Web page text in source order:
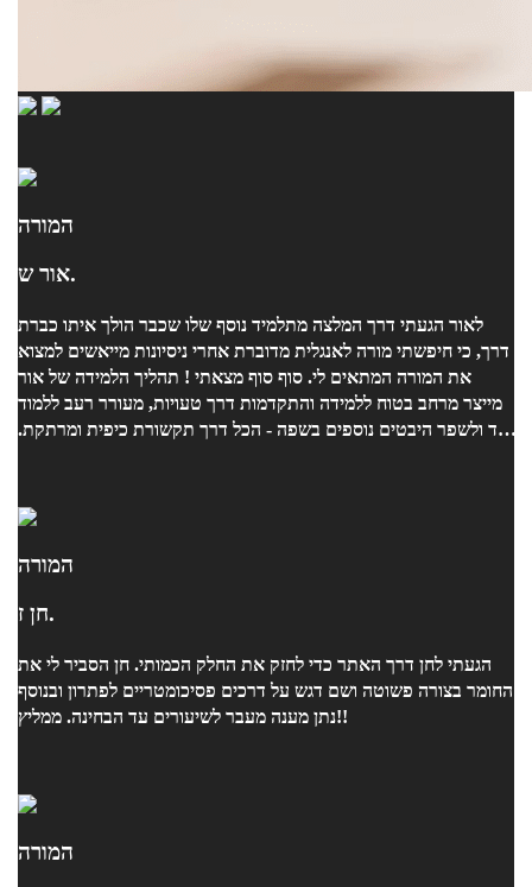
המורה
אור ש.
לאור הגעתי דרך המלצה מתלמיד נוסף שלו שכבר הולך איתו כברת
דרך, כי חיפשתי מורה לאנגלית מדוברת אחרי ניסיונות מייאשים למצוא
את המורה המתאים לי. סוף סוף מצאתי ! תהליך הלמידה של אור
מייצר מרחב בטוח ללמידה והתקדמות דרך טעויות, מעורר רעב ללמוד
עוד ולשפר היבטים נוספים בשפה - הכל דרך תקשורת כיפית ומרתקת.
המורה
חן ז.
הגעתי לחן דרך האתר כדי לחזק את החלק הכמותי. חן הסביר לי את
החומר בצורה פשוטה ושם דגש על דרכים פסיכומטריים לפתרון ובנוסף
נתן מענה מעבר לשיעורים עד הבחינה. ממליץ!!
המורה